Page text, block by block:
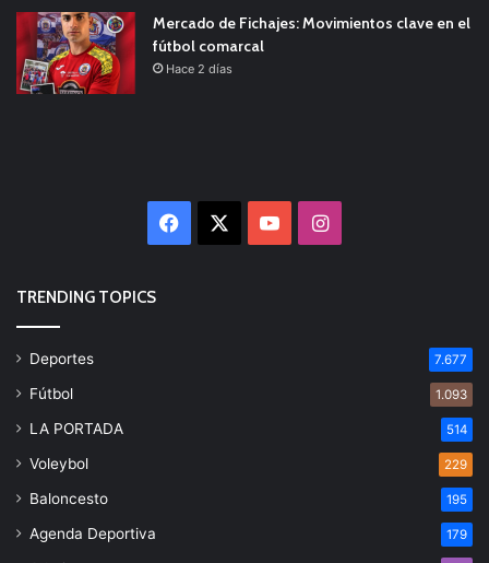
Mercado de Fichajes: Movimientos clave en el
fútbol comarcal
Hace 2 días
Facebook YouTubeInstagram
TRENDING TOPICS
Deportes 7.677
Fútbol 1.093
LA PORTADA 514
Voleybol 229
Baloncesto 195
Agenda Deportiva 179